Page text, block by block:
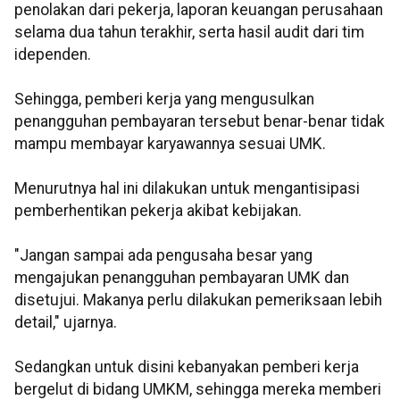
penolakan dari pekerja, laporan keuangan perusahaan
selama dua tahun terakhir, serta hasil audit dari tim
idependen.
Sehingga, pemberi kerja yang mengusulkan
penangguhan pembayaran tersebut benar-benar tidak
mampu membayar karyawannya sesuai UMK.
Menurutnya hal ini dilakukan untuk mengantisipasi
pemberhentikan pekerja akibat kebijakan.
"Jangan sampai ada pengusaha besar yang
mengajukan penangguhan pembayaran UMK dan
disetujui. Makanya perlu dilakukan pemeriksaan lebih
detail," ujarnya.
Sedangkan untuk disini kebanyakan pemberi kerja
bergelut di bidang UMKM, sehingga mereka memberi